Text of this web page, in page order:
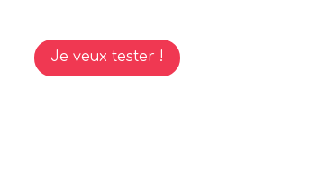
Je veux tester !